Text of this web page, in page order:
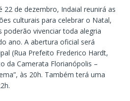
22 de dezembro, Indaial reunirá as
culturais para celebrar o Natal,
poderão vivenciar toda alegria
ano. A abertura oficial será
(Rua Prefeito Frederico Hardt,
da Camerata Florianópolis –
às 20h. Também terá uma